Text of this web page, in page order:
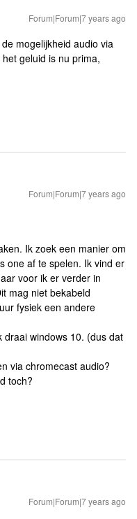
Forum|Forum|7 years ago
mogelijkheid audio via
geluid is nu prima,
Forum|Forum|7 years ago
Ik zoek een manier om
one af te spelen. Ik vind er
voor ik er verder in
mag niet bekabeld
fysiek een andere
windows 10. (dus dat
via chromecast audio?
toch?
Forum|Forum|7 years ago